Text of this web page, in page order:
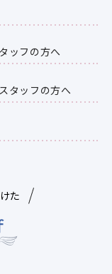
た
ッフの方へ
タッフの方へ